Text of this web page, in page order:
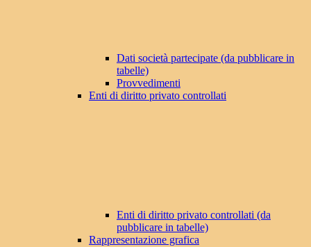
Dati società partecipate (da pubblicare in
tabelle)
Provvedimenti
Enti di diritto privato controllati
Enti di diritto privato controllati (da
pubblicare in tabelle)
Rappresentazione grafica